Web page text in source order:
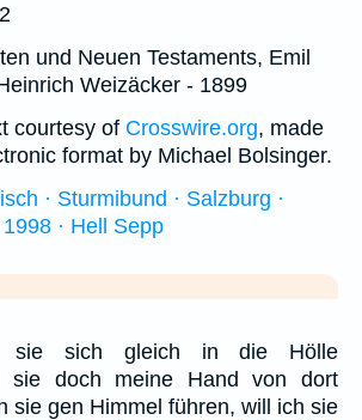
und Neuen Testaments, Emil
Weizäcker - 1899
courtesy of Crosswire.org, made
format by Michael Bolsinger.
· Sturmibund · Salzburg ·
· Hell Sepp
sie sich gleich in die Hölle
sie doch meine Hand von dort
sie gen Himmel führen, will ich sie